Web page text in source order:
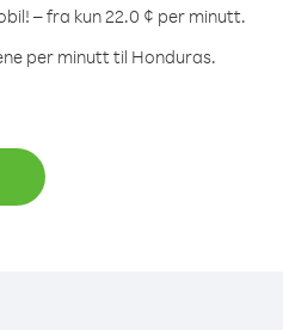
– fra kun 22.0 ¢ per minutt.
per minutt til Honduras.